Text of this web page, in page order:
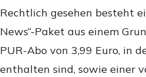
Rechtlich gesehen besteht
News“-Paket aus einem
PUR-Abo von 3,99 Euro, in
enthalten sind, sowie einer